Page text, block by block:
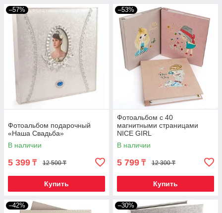
–57%
Фотоальбом подарочный
«Наша Свадьба»
В наличии
5 399 ₸ 12 500 ₸
Купить
–53%
Фотоальбом с 40
магнитными страницами
NICE GIRL
В наличии
5 799 ₸ 12 300 ₸
Купить
–42% –30%